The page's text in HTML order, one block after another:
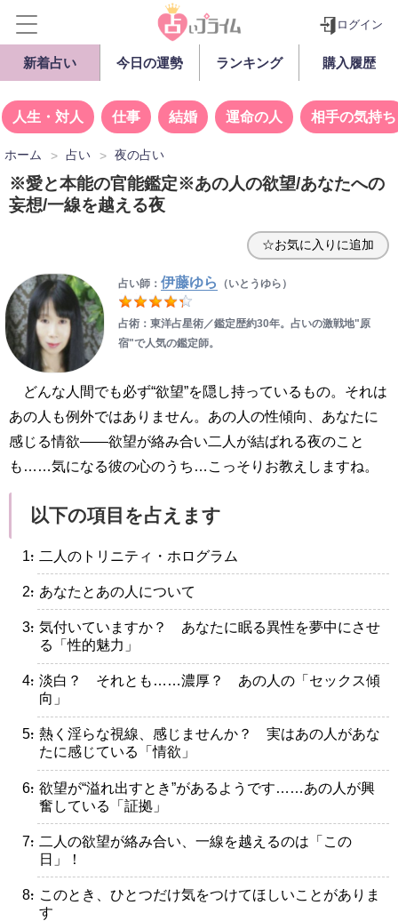
ログイン
新着占い 今日の運勢 ランキング 購入履歴
人生・対人 仕事 結婚 運命の人 相手の気持ち
ホーム 占い 夜の占い
※愛と本能の官能鑑定※あの人の欲望/あなたへの
妄想/一線を越える夜
☆お気に入りに追加
占い師： 伊藤ゆら （いとうゆら）
占術：東洋占星術／鑑定歴約30年。占いの激戦地"原
宿"で人気の鑑定師。
どんな人間でも必ず“欲望”を隠し持っているもの。それは
あの人も例外ではありません。あの人の性傾向、あなたに
感じる情欲――欲望が絡み合い二人が結ばれる夜のこと
も……気になる彼の心のうち…こっそりお教えしますね。
以下の項目を占えます
・二人のトリニティ・ホログラム
・あなたとあの人について
・気付いていますか？ あなたに眠る異性を夢中にさせ
る「性的魅力」
・淡白？ それとも……濃厚？ あの人の「セックス傾
向」
・熱く淫らな視線、感じませんか？ 実はあの人があな
たに感じている「情欲」
・欲望が“溢れ出すとき”があるようです……あの人が興
奮している「証拠」
・二人の欲望が絡み合い、一線を越えるのは「この
日」！
・このとき、ひとつだけ気をつけてほしいことがありま
す